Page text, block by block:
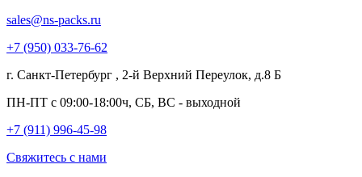
sales@ns-packs.ru
+7 (950) 033-76-62
г. Санкт-Петербург , 2-й Верхний Переулок, д.8 Б
ПН-ПТ с 09:00-18:00ч, СБ, ВС - выходной
+7 (911) 996-45-98
Свяжитесь с нами